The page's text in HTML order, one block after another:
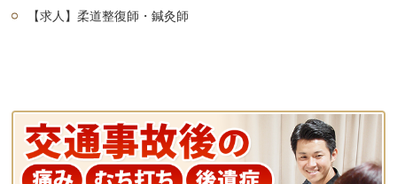
【求人】柔道整復師・鍼灸師